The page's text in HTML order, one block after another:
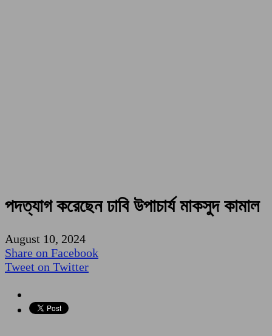
পদত্যাগ করেছেন ঢাবি উপাচার্য মাকসুদ কামাল
August 10, 2024
Share on Facebook
Tweet on Twitter